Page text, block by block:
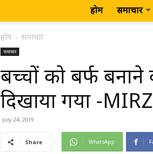
होम समाचार
होम समाचार
समाचार
बच्चों को बर्फ बनाने
दिखाया गया -
July 24, 2019
Share WhatsApp